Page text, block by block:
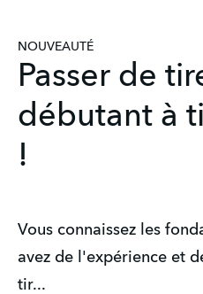
NOUVEAUTÉ
Passer de
débutant à
!
Vous connaissez les
avez de l'expérience et
tir...